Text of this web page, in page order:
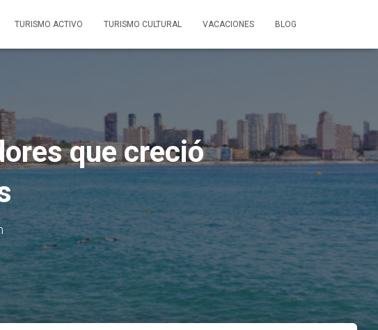
TURISMO ACTIVO TURISMO CULTURAL VACACIONES BLOG
que creció